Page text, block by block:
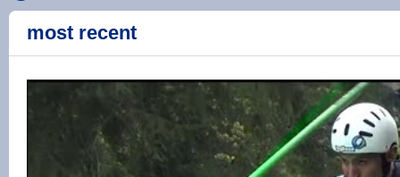
most recent